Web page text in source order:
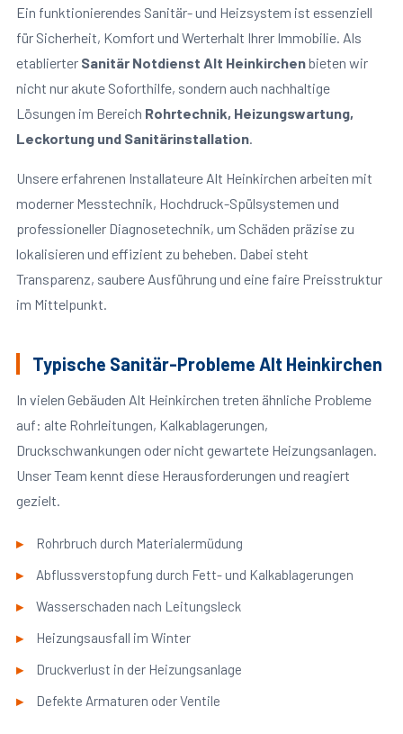
Ein funktionierendes Sanitär- und Heizsystem ist essenziell
für Sicherheit, Komfort und Werterhalt Ihrer Immobilie. Als
etablierter Sanitär Notdienst Alt Heinkirchenbieten wir
nicht nur akute Soforthilfe, sondern auch nachhaltige
Lösungen im Bereich Rohrtechnik, Heizungswartung,
Leckortung und Sanitärinstallation.
Unsere erfahrenen Installateure Alt Heinkirchen arbeiten mit
moderner Messtechnik, Hochdruck-Spülsystemen und
professioneller Diagnosetechnik, um Schäden präzise zu
lokalisieren und effizient zu beheben. Dabei steht
Transparenz, saubere Ausführung und eine faire Preisstruktur
im Mittelpunkt.
Typische Sanitär-Probleme Alt Heinkirchen
In vielen Gebäuden Alt Heinkirchen treten ähnliche Probleme
auf: alte Rohrleitungen, Kalkablagerungen,
Druckschwankungen oder nicht gewartete Heizungsanlagen.
Unser Team kennt diese Herausforderungen und reagiert
gezielt.
Rohrbruch durch Materialermüdung
Abflussverstopfung durch Fett- und Kalkablagerungen
Wasserschaden nach Leitungsleck
Heizungsausfall im Winter
Druckverlust in der Heizungsanlage
Defekte Armaturen oder Ventile